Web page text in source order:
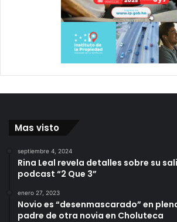
Mas visto
septiembre 4, 2024
Rina Leal revela detalles sobre su
podcast “2 Que 3”
enero 27, 2023
Novio es “desenmascarado” en
padre de otra novia en Choluteca